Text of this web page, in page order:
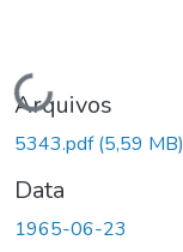
Carregando...
Arquivos
5343.pdf(5,59 MB)
Data
1965-06-23